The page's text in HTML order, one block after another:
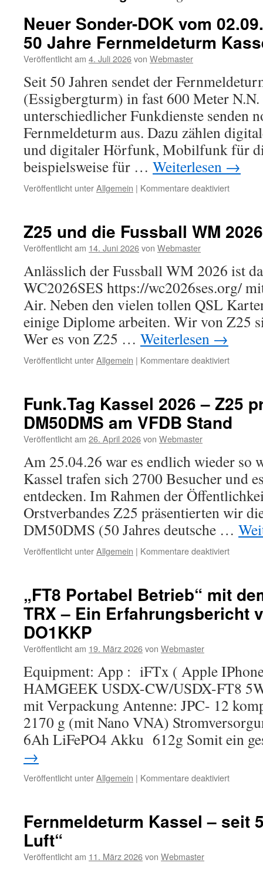
Neuer Sonder-DOK vom
50 Jahre Fernmeldeturm
Veröffentlicht am 4. Juli 2026von Webmaster
Seit 50 Jahren sendet der
(Essigbergturm) in fast 600 Meter
unterschiedlicher Funkdienste senden
Fernmeldeturm aus. Dazu zählen
und digitaler Hörfunk, Mobilfunk für
beispielsweise für … Weiterlesen →
Veröffentlicht unterAllgemein | Kommentare deaktiviertfür
vom
31.12.26
Jahre
Kassel
–
Z25 und die Fussball WM 2026
Veröffentlicht am 14. Juni 2026von Webmaster
Anlässlich der Fussball WM 2026 ist
WC2026SES https://wc2026ses.org/
Air. Neben den vielen tollen QSL
einige Diplome arbeiten. Wir von Z25
Wer es von Z25 … Weiterlesen →
Veröffentlicht unterAllgemein | Kommentare deaktiviertfür
Fussball
WM
2026
Funk.Tag Kassel 2026 – Z25
DM50DMS am VFDB Stand
Veröffentlicht am 26. April 2026von Webmaster
Am 25.04.26 war es endlich wieder so
Kassel trafen sich 2700 Besucher und
entdecken. Im Rahmen der
Orstverbandes Z25 präsentierten wir
DM50DMS (50 Jahres deutsche …
Veröffentlicht unterAllgemein | Kommentare deaktiviertfür
–
Z25
Stand
„FT8 Portabel Betrieb“ mit
TRX – Ein Erfahrungsbericht
DO1KKP
Veröffentlicht am 19. März 2026von Webmaster
Equipment: App : iFTx ( Apple
HAMGEEK USDX-CW/USDX-FT8
mit Verpackung Antenne: JPC- 12
2170 g (mit Nano VNA)
6Ah LiFePO4 Akku 612g Somit ein
→
Veröffentlicht unterAllgemein | Kommentare deaktiviertfür
mit
Fernmeldeturm Kassel – seit
Luft“
Veröffentlicht am 11. März 2026von Webmaster